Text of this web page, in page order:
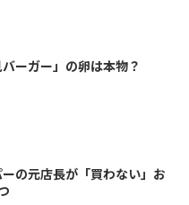
バーガー」の卵は本物？
の元店長が「買わない」お